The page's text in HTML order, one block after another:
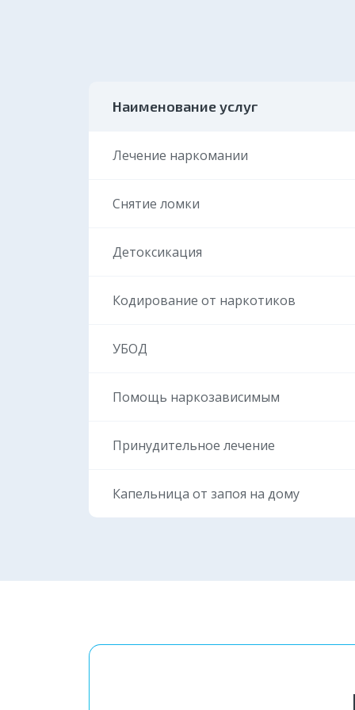
Наименование услуг
Лечение наркомании
Снятие ломки
Детоксикация
Кодирование от наркотиков
УБОД
Помощь наркозависимым
Принудительное лечение
Капельница от запоя на дому
Ростов-на-Дону